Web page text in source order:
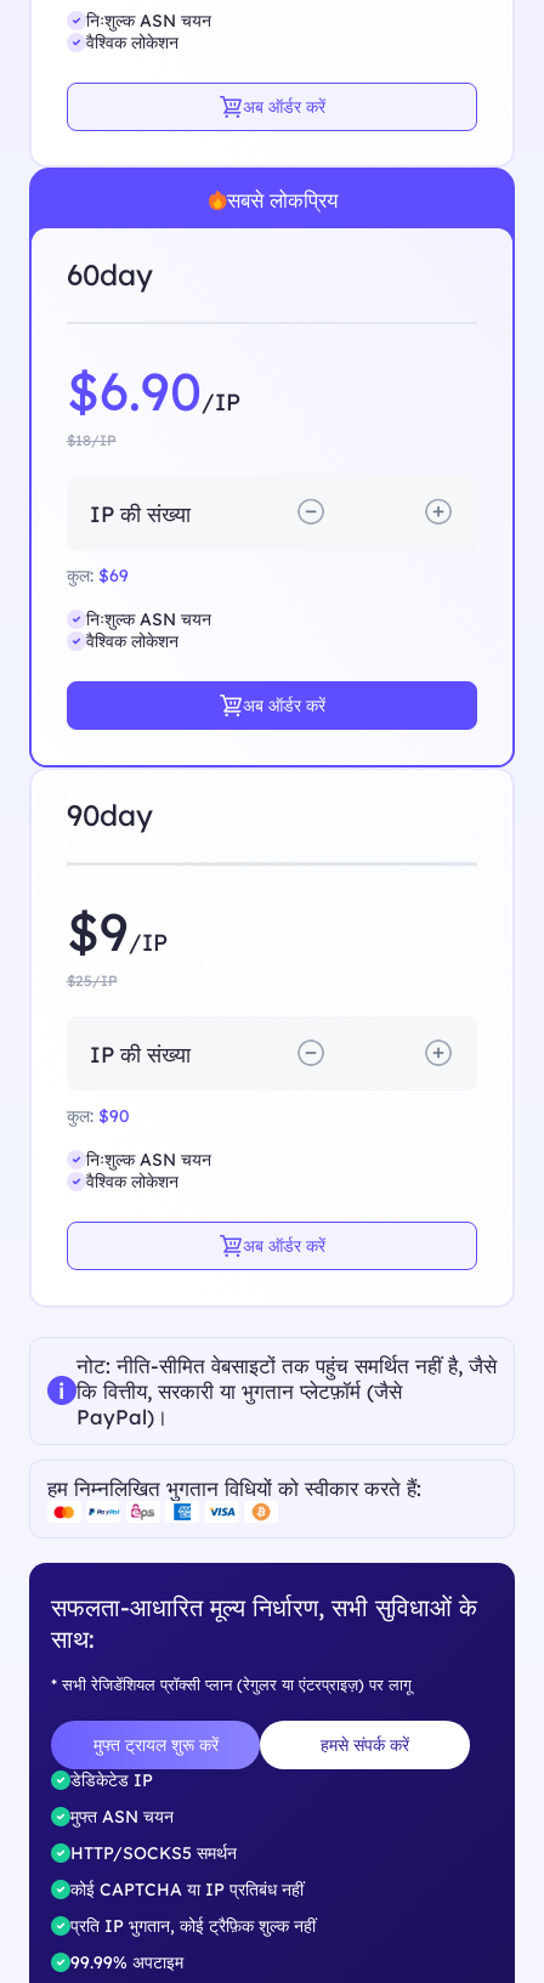
निःशुल्क ASN चयन
वैश्विक लोकेशन
अब ऑर्डर करें
सबसे लोकप्रिय
60day
$6.90/IP
$18/IP
IP की संख्या
कुल: $69
निःशुल्क ASN चयन
वैश्विक लोकेशन
अब ऑर्डर करें
90day
$9/IP
$25/IP
IP की संख्या
कुल: $90
निःशुल्क ASN चयन
वैश्विक लोकेशन
अब ऑर्डर करें
i
नोट: नीति-सीमित वेबसाइटों तक पहुंच समर्थित नहीं है, जैसे
कि वित्तीय, सरकारी या भुगतान प्लेटफ़ॉर्म (जैसे
PayPal)।
हम निम्नलिखित भुगतान विधियों को स्वीकार करते हैं:
सफलता-आधारित मूल्य निर्धारण, सभी सुविधाओं के
साथ:
* सभी रेजिडेंशियल प्रॉक्सी प्लान (रेगुलर या एंटरप्राइज़) पर लागू
मुफ्त ट्रायल शुरू करें हमसे संपर्क करें
डेडिकेटेड IP
मुफ्त ASN चयन
HTTP/SOCKS5 समर्थन
कोई CAPTCHA या IP प्रतिबंध नहीं
प्रति IP भुगतान, कोई ट्रैफ़िक शुल्क नहीं
99.99% अपटाइम